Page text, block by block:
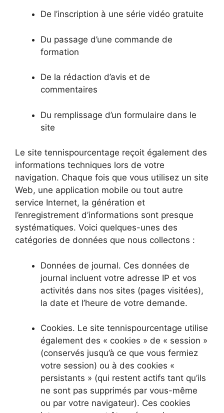
De l’inscription à une série vidéo gratuite
Du passage d’une commande de
formation
De la rédaction d’avis et de
commentaires
Du remplissage d’un formulaire dans le
site
Le site tennispourcentage reçoit également des
informations techniques lors de votre
navigation. Chaque fois que vous utilisez un site
Web, une application mobile ou tout autre
service Internet, la génération et
l’enregistrement d’informations sont presque
systématiques. Voici quelques-unes des
catégories de données que nous collectons :
Données de journal. Ces données de
journal incluent votre adresse IP et vos
activités dans nos sites (pages visitées),
la date et l’heure de votre demande.
Cookies. Le site tennispourcentage utilise
également des « cookies » de « session »
(conservés jusqu’à ce que vous fermiez
votre session) ou à des cookies «
persistants » (qui restent actifs tant qu’ils
ne sont pas supprimés par vous-même
ou par votre navigateur). Ces cookies